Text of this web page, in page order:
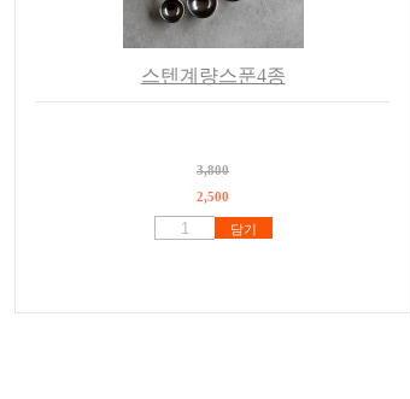
스텐계량스푼4종
3,800
2,500
담기